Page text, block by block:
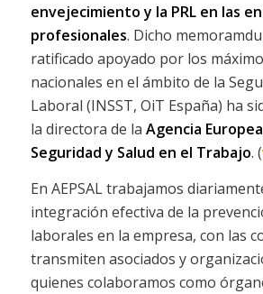
envejecimiento y la PRL en las
profesionales. Dicho
ratificado apoyado por los
nacionales en el ámbito de la
Laboral (INSST, OiT España) ha
la directora de la Agencia
Seguridad y Salud en el Trabajo. (
En AEPSAL trabajamos
integración efectiva de la
laborales en la empresa, con las
transmiten asociados y
quienes colaboramos como